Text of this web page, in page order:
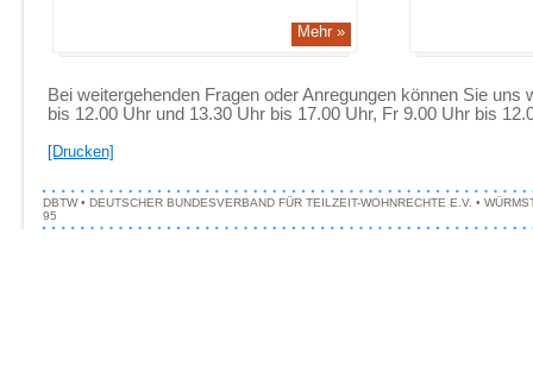
Mehr »
Bei weitergehenden Fragen oder Anregungen können Sie
bis 12.00 Uhr und 13.30 Uhr bis 17.00 Uhr, Fr 9.00 Uhr bis
[Drucken]
DBTW • DEUTSCHER BUNDESVERBAND FÜR TEILZEIT-WOHNRECHTE E.V. •
5